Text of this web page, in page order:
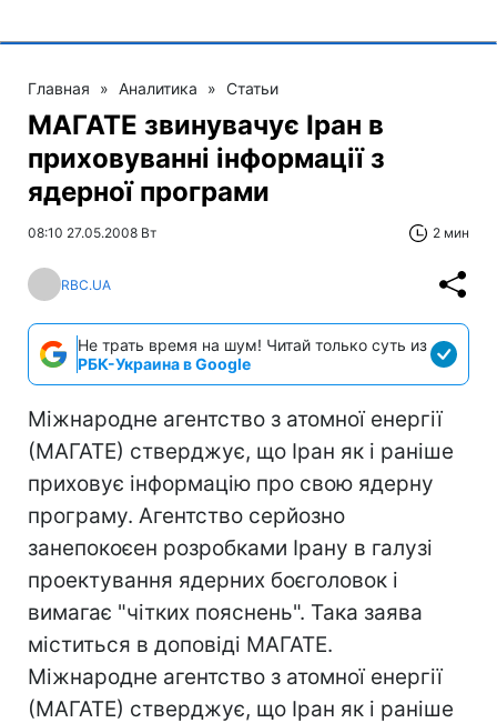
Главная » Аналитика » Статьи
МАГАТЕ звинувачує Іран в
приховуванні інформації з
ядерної програми
08:10 27.05.2008 Вт 2 мин
RBC.UA
Не трать время на шум! Читай только суть из
РБК-Украина в Google
Міжнародне агентство з атомної енергії
(МАГАТЕ) стверджує, що Іран як і раніше
приховує інформацію про свою ядерну
програму. Агентство серйозно
занепокоєен розробками Ірану в галузі
проектування ядерних боєголовок і
вимагає "чітких пояснень". Така заява
міститься в доповіді МАГАТЕ.
Міжнародне агентство з атомної енергії
(МАГАТЕ) стверджує, що Іран як і раніше